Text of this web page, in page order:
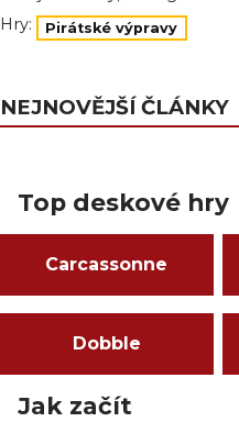
Hry:
Pirátské výpravy
NEJNOVĚJŠÍ ČLÁNKY
Top deskové hry
Carcassonne
Dobble
Jak začít